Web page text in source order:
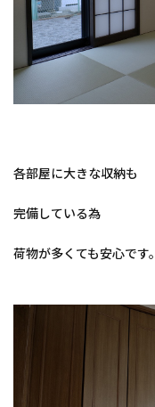
各部屋に大きな収納も
完備している為
荷物が多くても安心です。